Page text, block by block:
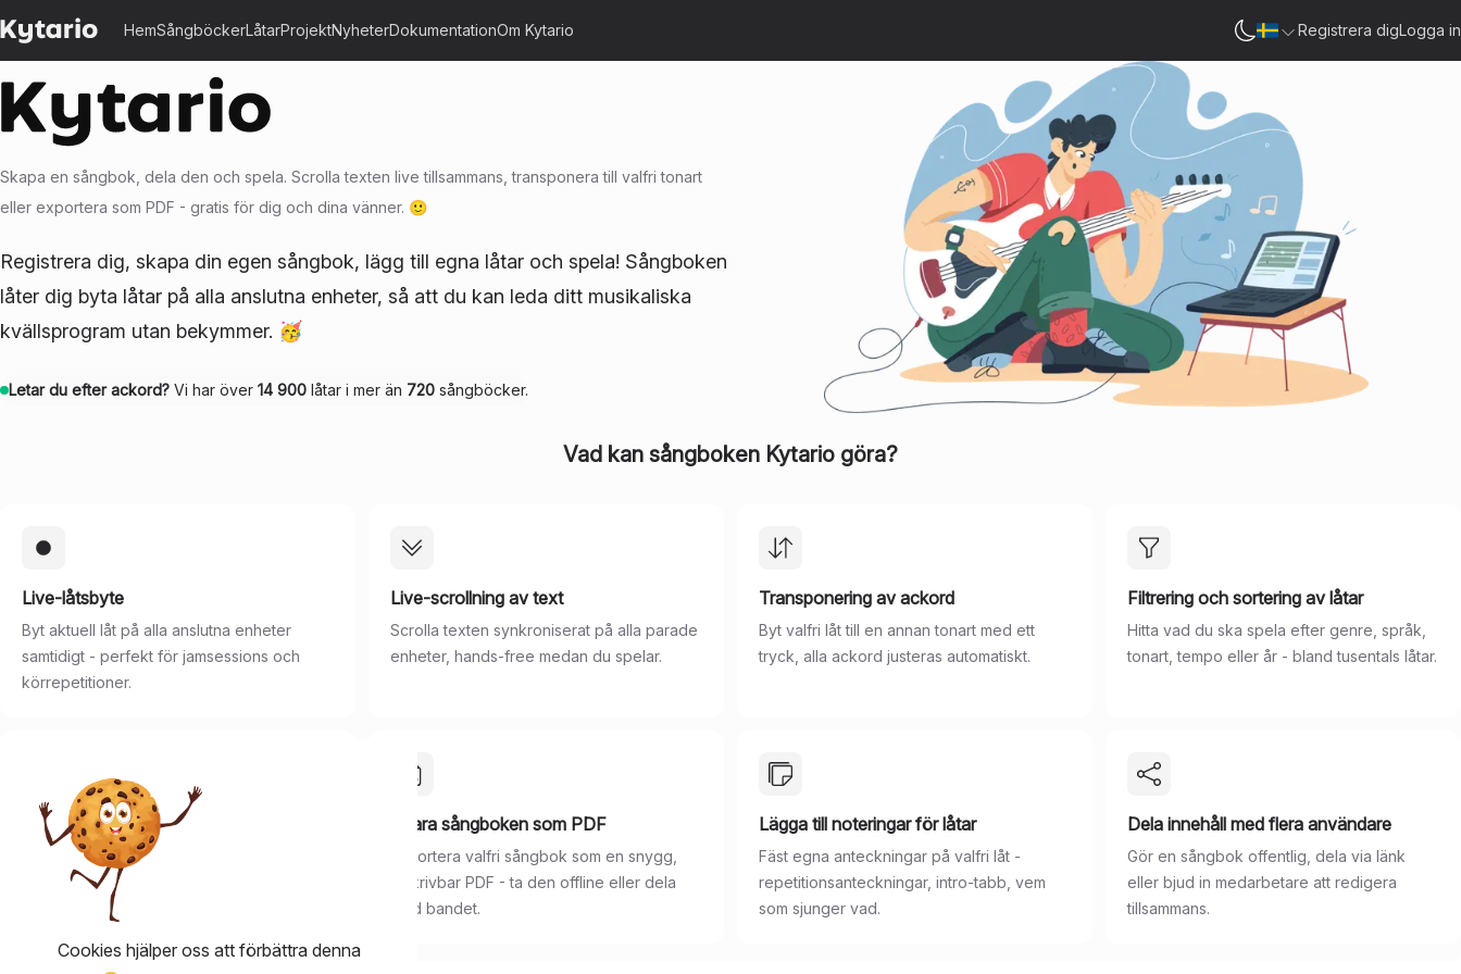
HemSångböckerLåtarProjektNyheterDokumentationOm Kytario Registrera digLogga in
Skapa en sångbok, dela den och spela. Scrolla texten live tillsammans, transponera till valfri tonart
eller exportera som PDF - gratis för dig och dina vänner. 🙂
Registrera dig, skapa din egen sångbok, lägg till egna låtar och spela! Sångboken
låter dig byta låtar på alla anslutna enheter, så att du kan leda ditt musikaliska
kvällsprogram utan bekymmer. 🥳
Letar du efter ackord? Vi har över 14 900 låtar i mer än 720 sångböcker.
Vad kan sångboken Kytario göra?
Live-låtsbyte
Byt aktuell låt på alla anslutna enheter
samtidigt - perfekt för jamsessions och
körrepetitioner.
Live-scrollning av text
Scrolla texten synkroniserat på alla parade
enheter, hands-free medan du spelar.
Transponering av ackord
Byt valfri låt till en annan tonart med ett
tryck, alla ackord justeras automatiskt.
Filtrering och sortering av låtar
Hitta vad du ska spela efter genre, språk,
tonart, tempo eller år - bland tusentals låtar.
Skapa spellistor
Bygg en spellista för kvällens spelning och
gå igenom låt för låt.
Spara sångboken som PDF
Exportera valfri sångbok som en snygg,
utskrivbar PDF - ta den offline eller dela
med bandet.
Lägga till noteringar för låtar
Fäst egna anteckningar på valfri låt -
repetitionsanteckningar, intro-tabb, vem
som sjunger vad.
Dela innehåll med flera användare
Gör en sångbok offentlig, dela via länk
eller bjud in medarbetare att redigera
tillsammans.
Cookies hjälper oss att förbättra denna